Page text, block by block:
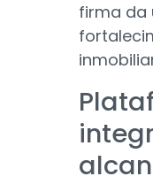
firma da